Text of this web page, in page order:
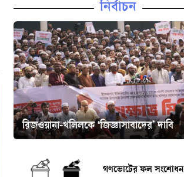
নির্বাচন
রিজওয়ানা-খলিলকে ‘জিজ্ঞাসাবাদের’ দাবি
গণভোটের ফল সংশোধন